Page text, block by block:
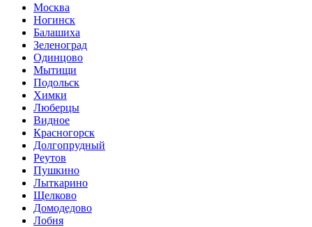
Москва
Ногинск
Балашиха
Зеленоград
Одинцово
Мытищи
Подольск
Химки
Люберцы
Видное
Красногорск
Долгопрудный
Реутов
Пушкино
Лыткарино
Щелково
Домодедово
Лобня